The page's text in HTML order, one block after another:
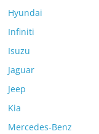
Hyundai
Infiniti
Isuzu
Jaguar
Jeep
Kia
Mercedes-Benz